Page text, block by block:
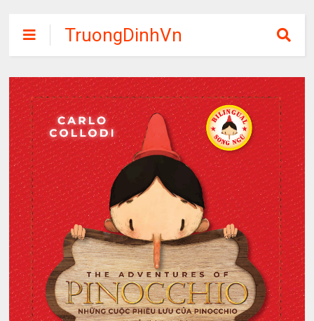
TruongDinhVn
Chia sẽ ebook,
các khóa học,
phần mềm học
tập miễn phí